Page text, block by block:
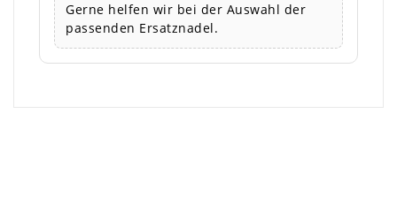
Gerne helfen wir bei der Auswahl der
passenden Ersatznadel.